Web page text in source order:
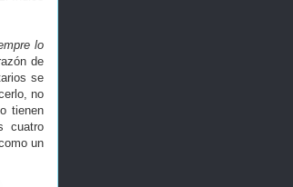
lo
de
se
no
tienen
cuatro
un